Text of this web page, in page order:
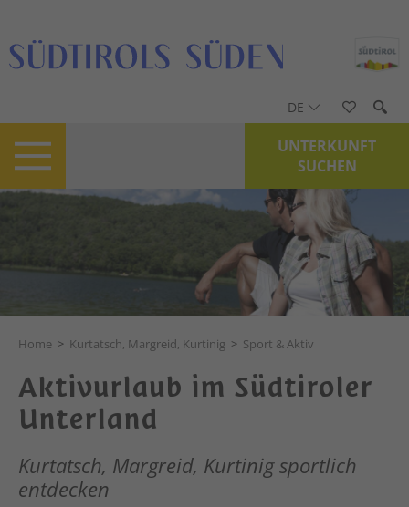
DE
UNTERKUNFT
SUCHEN
Home > Kurtatsch, Margreid, Kurtinig > Sport & Aktiv
Aktivurlaub im Südtiroler
Unterland
Kurtatsch, Margreid, Kurtinig sportlich
entdecken